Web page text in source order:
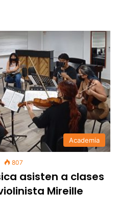
Academia
807
asisten a clases
Mireille